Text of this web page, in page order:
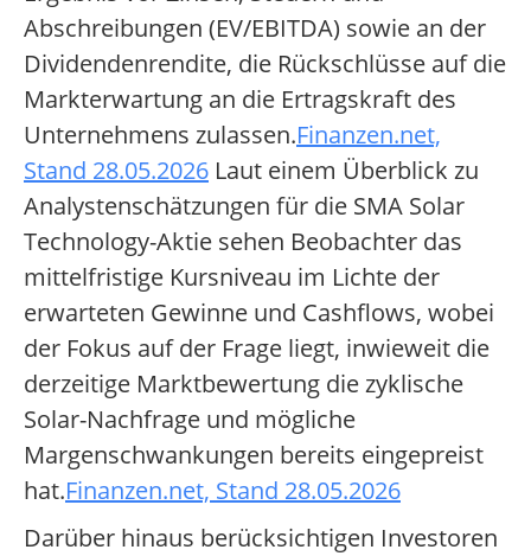
Abschreibungen (EV/EBITDA) sowie an der
Dividendenrendite, die Rückschlüsse auf die
Markterwartung an die Ertragskraft des
Unternehmens zulassen.Finanzen.net,
Stand 28.05.2026 Laut einem Überblick zu
Analystenschätzungen für die SMA Solar
Technology-Aktie sehen Beobachter das
mittelfristige Kursniveau im Lichte der
erwarteten Gewinne und Cashflows, wobei
der Fokus auf der Frage liegt, inwieweit die
derzeitige Marktbewertung die zyklische
Solar-Nachfrage und mögliche
Margenschwankungen bereits eingepreist
hat.Finanzen.net, Stand 28.05.2026
Darüber hinaus berücksichtigen Investoren